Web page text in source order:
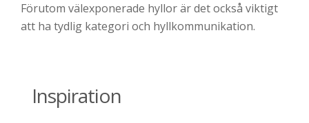
Förutom välexponerade hyllor är det också viktigt
att ha tydlig kategori och hyllkommunikation.
Inspiration